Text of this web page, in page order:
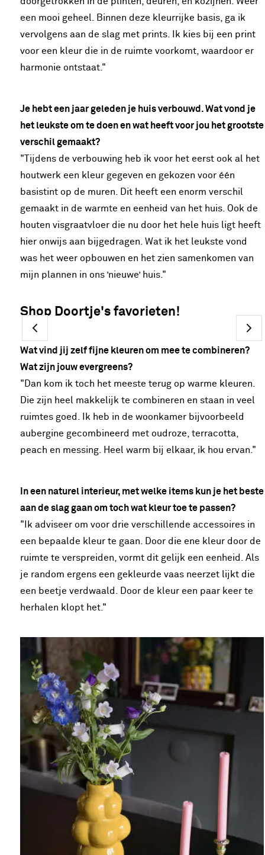
een mooi geheel. Binnen deze kleurrijke basis, ga ik
vervolgens aan de slag met prints. Ik kies bij een print
voor een kleur die in de ruimte voorkomt, waardoor er
harmonie ontstaat."
Je hebt een jaar geleden je huis verbouwd. Wat vond je
het leukste om te doen en wat heeft voor jou het grootste
verschil gemaakt?
"Tijdens de verbouwing heb ik voor het eerst ook al het
houtwerk een kleur gegeven en gekozen voor één
basistint op de muren. Dit heeft een enorm verschil
gemaakt in de warmte en eenheid van het huis. Ook de
houten visgraatvloer die nu door het hele huis ligt heeft
hier onwijs aan bijgedragen. Wat ik het leukste vond
was het weer opbouwen en het zien samenkomen van
mijn plannen in ons ’nieuwe’ huis."
Shop Doortje's favorieten!
Wat vind jij zelf fijne kleuren om mee te combineren?
Wat zijn jouw evergreens?
"Dan kom ik toch het meeste terug op warme kleuren.
Die zijn heel makkelijk te combineren en staan in veel
ruimtes goed. Ik heb in de woonkamer bijvoorbeeld
aubergine gecombineerd met oudroze, terracotta,
peach en messing. Heel warm bij elkaar, ik hou ervan."
In een naturel interieur, met welke items kun je het beste
aan de slag gaan om toch wat kleur toe te passen?
"Ik adviseer om voor drie verschillende accessoires in
een bepaalde kleur te gaan. Door die ene kleur door de
ruimte te verspreiden, vormt dit gelijk een eenheid. Als
je random ergens een gekleurde vaas neerzet lijkt die
een beetje verdwaald. Door de kleur een paar keer te
herhalen klopt het."